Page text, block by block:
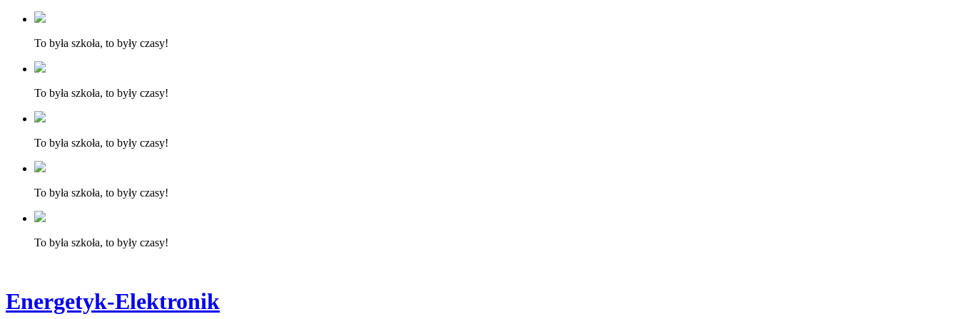
To była szkoła, to były czasy!
To była szkoła, to były czasy!
To była szkoła, to były czasy!
To była szkoła, to były czasy!
To była szkoła, to były czasy!
Energetyk-Elektronik